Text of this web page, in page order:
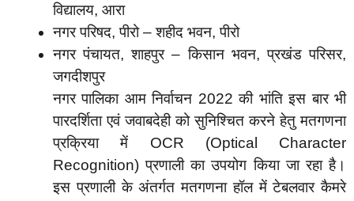
विद्यालय, आरा
नगर परिषद, पीरो – शहीद भवन, पीरो
नगर पंचायत, शाहपुर – किसान भवन, प्रखंड परिसर,
जगदीशपुर
नगर पालिका आम निर्वाचन 2022 की भांति इस बार भी
पारदर्शिता एवं जवाबदेही को सुनिश्चित करने हेतु मतगणना
प्रक्रिया में OCR (Optical Character
Recognition) प्रणाली का उपयोग किया जा रहा है।
इस प्रणाली के अंतर्गत मतगणना हॉल में टेबलवार कैमरे